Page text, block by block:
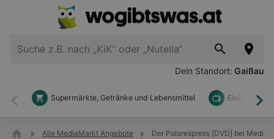
Dein Standort: Gaißau
Zurück
Supermärkte, Getränke und Lebensmittel Elektronik
Alle MediaMarkt Angebote Der Polarexpress [DVD] bei